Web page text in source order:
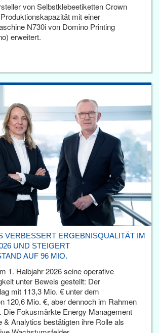
von Selbstklebeetiketten Crown
mit einer
N730i von Domino Printing
erweitert.
VERBESSERT ERGEBNISQUALITÄT IM
UND STEIGERT
AUF 96 MIO.
1. Halbjahr 2026 seine operative
unter Beweis gestellt: Der
mit 113,3 Mio. € unter dem
120,6 Mio. €, aber dennoch im Rahmen
Die Fokusmärkte Energy Management
& Analytics bestätigten ihre Rolle als